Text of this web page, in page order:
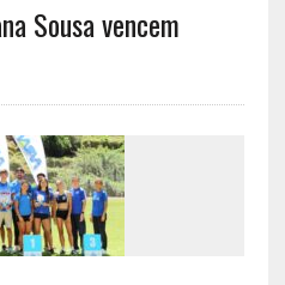
Sousa vencem